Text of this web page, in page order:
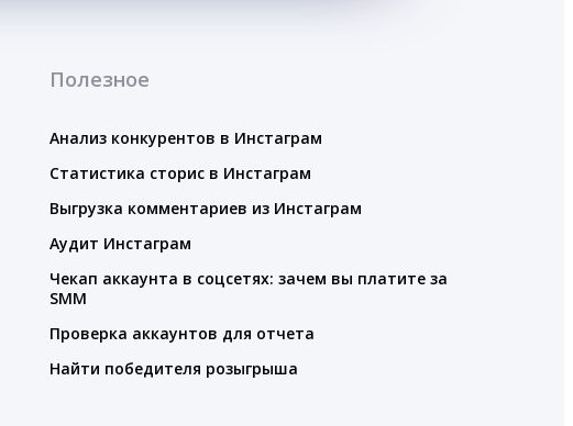
Полезное
Анализ конкурентов в Инстаграм
Статистика сторис в Инстаграм
Выгрузка комментариев из Инстаграм
Аудит Инстаграм
Чекап аккаунта в соцсетях: зачем вы платите за
SMM
Проверка аккаунтов для отчета
Найти победителя розыгрыша